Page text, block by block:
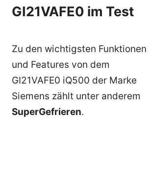
GI21VAFE0 im Test
Zu den wichtigsten Funktionen
und Features von dem
GI21VAFE0 iQ500 der Marke
Siemens zählt unter anderem
SuperGefrieren.